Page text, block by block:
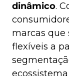
dinâmico.
marcas que
flexíveis a